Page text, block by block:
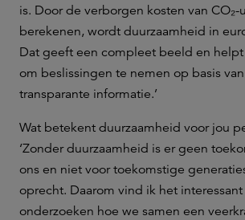
is. Door de verborgen kosten van CO₂-
berekenen, wordt duurzaamheid in
Dat geeft een compleet beeld en
om beslissingen te nemen op basis
transparante informatie.’
Wat betekent duurzaamheid voor jou
‘Zonder duurzaamheid is er geen
ons en niet voor toekomstige
oprecht. Daarom vind ik het
onderzoeken hoe we samen een